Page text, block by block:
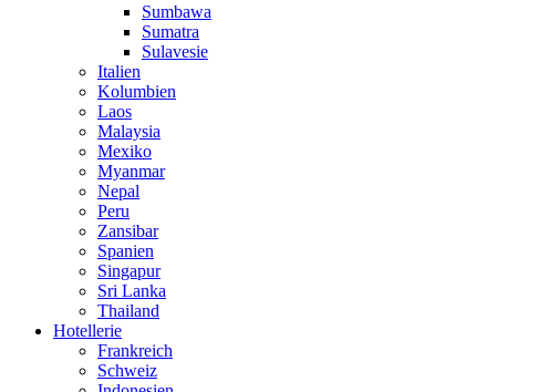
Sumbawa
Sumatra
Sulavesie
Italien
Kolumbien
Laos
Malaysia
Mexiko
Myanmar
Nepal
Peru
Zansibar
Spanien
Singapur
Sri Lanka
Thailand
Hotellerie
Frankreich
Schweiz